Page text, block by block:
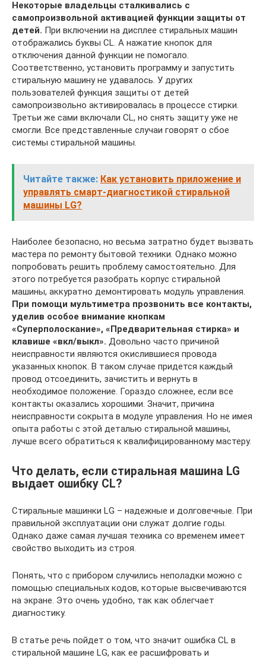
Некоторые владельцы сталкивались с
самопроизвольной активацией функции защиты от
детей. При включении на дисплее стиральных машин
отображались буквы CL. А нажатие кнопок для
отключения данной функции не помогало.
Соответственно, установить программу и запустить
стиральную машину не удавалось. У других
пользователей функция защиты от детей
самопроизвольно активировалась в процессе стирки.
Третьи же сами включали CL, но снять защиту уже не
смогли. Все представленные случаи говорят о сбое
системы стиральной машины.
Читайте также: Как установить приложение и
управлять смарт-диагностикой стиральной
машины LG?
Наиболее безопасно, но весьма затратно будет вызвать
мастера по ремонту бытовой техники. Однако можно
попробовать решить проблему самостоятельно. Для
этого потребуется разобрать корпус стиральной
машины, аккуратно демонтировать модуль управления.
При помощи мультиметра прозвонить все контакты,
уделив особое внимание кнопкам
«Суперполоскание», «Предварительная стирка» и
клавише «вкл/выкл». Довольно часто причиной
неисправности являются окислившиеся провода
указанных кнопок. В таком случае придется каждый
провод отсоединить, зачистить и вернуть в
необходимое положение. Гораздо сложнее, если все
контакты оказались хорошими. Значит, причина
неисправности сокрыта в модуле управления. Но не имея
опыта работы с этой деталью стиральной машины,
лучше всего обратиться к квалифицированному мастеру.
Что делать, если стиральная машина LG
выдает ошибку CL?
Стиральные машинки LG – надежные и долговечные. При
правильной эксплуатации они служат долгие годы.
Однако даже самая лучшая техника со временем имеет
свойство выходить из строя.
Понять, что с прибором случились неполадки можно с
помощью специальных кодов, которые высвечиваются
на экране. Это очень удобно, так как облегчает
диагностику.
В статье речь пойдет о том, что значит ошибка CL в
стиральной машине LG, как ее расшифровать и